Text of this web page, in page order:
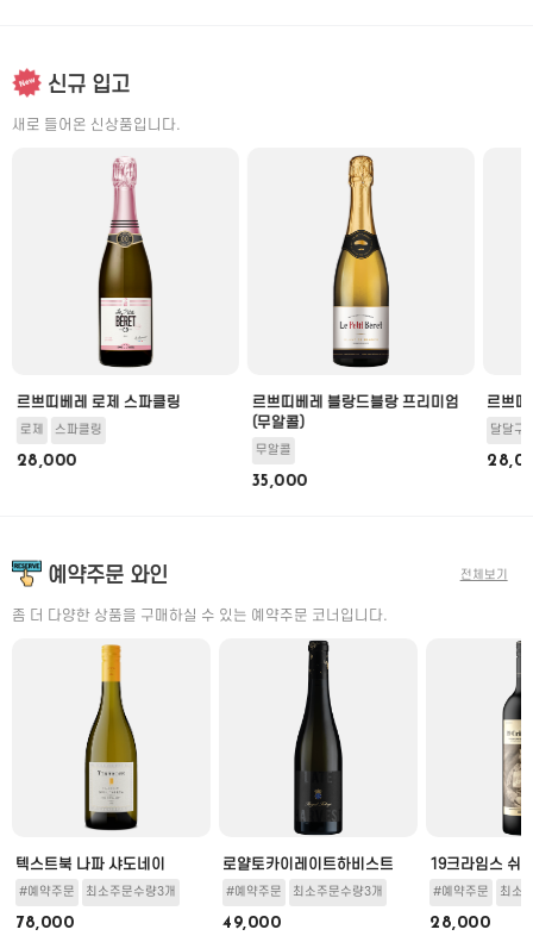
신규 입고
새로 들어온 신상품입니다.
르쁘띠베레 로제 스파클링
로제 스파클링
28,000
르쁘띠베레 블랑드블랑 프리미엄
(무알콜)
무알콜
35,000
르쁘
달달구
전체보기
예약주문 와인
좀 더 다양한 상품을 구매하실 수 있는 예약주문 코너입니다.
텍스트북 나파 샤도네이
#예약주문 최소주문수량3개
78,000
로얄토카이레이트하비스트
#예약주문 최소주문수량3개
49,000
19크라임스 쉬
#예약주문 최소
28,000